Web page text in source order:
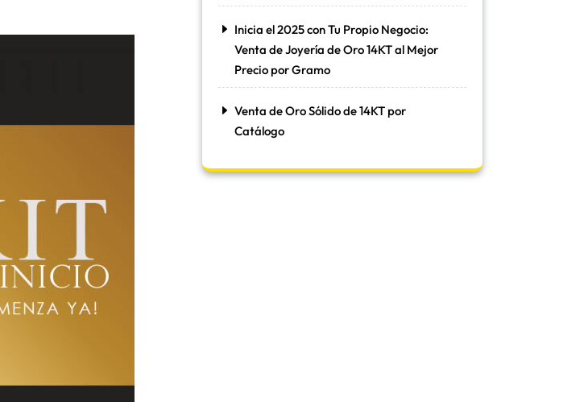
Inicia el 2025 con Tu Propio Negocio:
Venta de Joyería de Oro 14KT al Mejor
Precio por Gramo
Venta de Oro Sólido de 14KT por
Catálogo